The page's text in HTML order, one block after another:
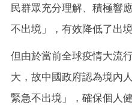
民群眾充分理解、積極響
不出境」，有效降低了出
但由於當前全球疫情大流
大，故中國政府認為境內
緊急不出境」，確保個人